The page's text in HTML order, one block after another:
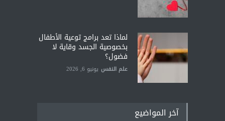
لماذا تعد برامج توعية الأطفال
بخصوصية الجسد وقاية لا
فضول؟
علم النفس يونيو 6, 2026
آخر المواضيع